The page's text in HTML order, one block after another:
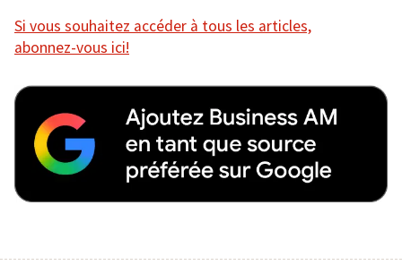
Si vous souhaitez accéder à tous les articles,
abonnez-vous ici!